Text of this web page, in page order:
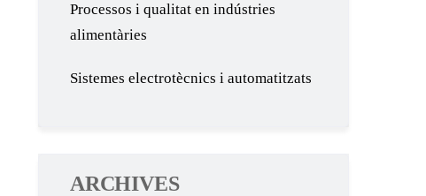
Processos i qualitat en indústries
alimentàries
Sistemes electrotècnics i automatitzats
ARCHIVES